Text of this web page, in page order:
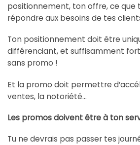
positionnement, ton offre, ce que
répondre aux besoins de tes
Ton positionnement doit être
différenciant, et suffisamment fort
sans promo !
Et la promo doit permettre
ventes, la notoriété…
Les promos doivent être à ton
Tu ne devrais pas passer tes